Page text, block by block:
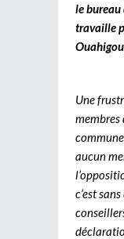
le bureau
travaille
Une
membres
aucun
c’est